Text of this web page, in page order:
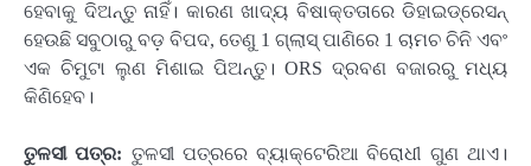
ହେବାକୁ ଦିଅନ୍ତୁ ନାହିଁ। କାରଣ ଖାଦ୍ୟ ବିଷାକ୍ତତାରେ ଡିହାଇଡ୍ରେସନ୍
ହେଉଛି ସବୁଠାରୁ ବଡ଼ ବିପଦ, ତେଣୁ 1 ଗ୍ଲାସ୍ ପାଣିରେ 1 ଚାମଚ ଚିନି ଏବଂ
ଏକ ଚିମୁଟା ଲୁଣ ମିଶାଇ ପିଅନ୍ତୁ। ORS ଦ୍ରବଣ ବଜାରରୁ ମଧ୍ୟ
କିଣିହେବ।
ତୁଳସୀ ପତ୍ର: ତୁଳସୀ ପତ୍ରରେ ବ୍ୟାକ୍ଟେରିଆ ବିରୋଧୀ ଗୁଣ ଥାଏ।